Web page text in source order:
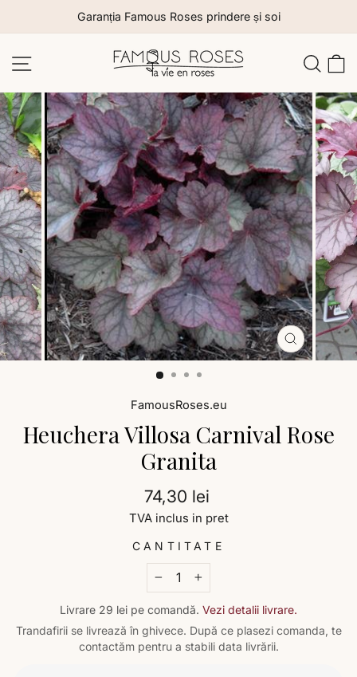
la
conținut
Garanția Famous Roses prindere și soi
Navigare site
Închide
FamousRoses.eu
Heuchera Villosa Carnival Rose
Granita
Preț
74,30 lei
TVA inclus in pret
CANTITATE
Livrare 29 lei pe comandă. Vezi detalii livrare.
Trandafirii se livrează în ghivece. După ce plasezi comanda, te
contactăm pentru a stabili data livrării.